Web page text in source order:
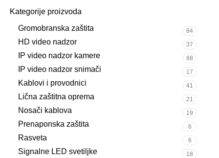
Kategorije proizvoda
Gromobranska zaštita
84
HD video nadzor 37
IP video nadzor kamere 88
IP video nadzor snimači 17
Kablovi i provodnici 41
Lična zaštitna oprema 21
Nosači kablova 19
Prenaponska zaštita 6
Rasveta 6
Signalne LED svetiljke 18